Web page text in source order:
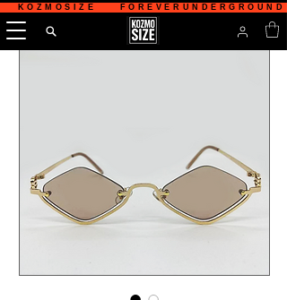
KOZMOSIZE    FOREVERUNDERGROUND